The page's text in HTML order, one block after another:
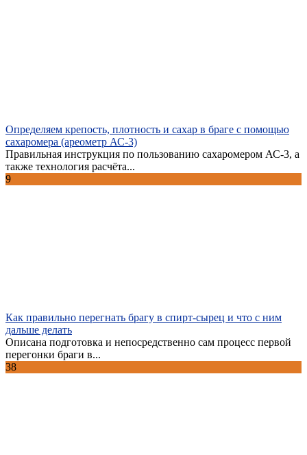
Определяем крепость, плотность и сахар в браге с помощью
сахаромера (ареометр АС-3)
Правильная инструкция по пользованию сахаромером АС-3, а
также технология расчёта...
9
Как правильно перегнать брагу в спирт-сырец и что с ним
дальше делать
Описана подготовка и непосредственно сам процесс первой
перегонки браги в...
38